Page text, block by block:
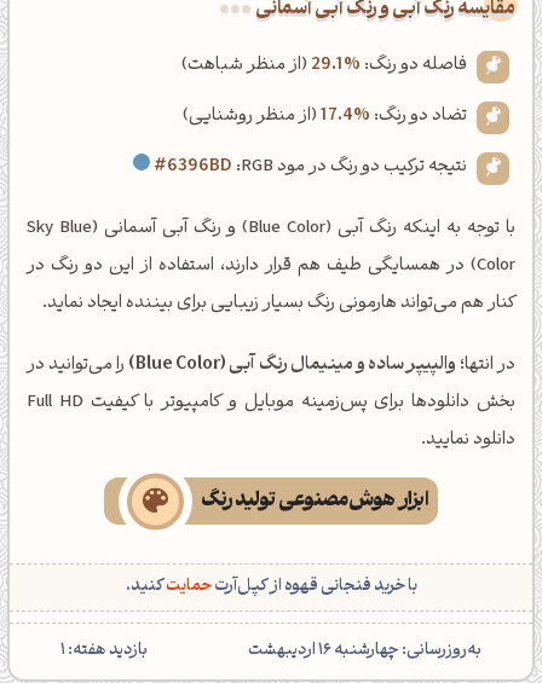
‌مقایسه رنگ آبی و رنگ آبی آسمانی
فاصله دو رنگ: 29.1% (از منظر شباهت)
تضاد دو رنگ: 17.4%(از منظر روشنایی)
نتیجه ترکیب دو رنگ در مود RGB:
#6396BD
با توجه به اینکه رنگ آبی (Blue Color) و رنگ آبی آسمانی (Sky Blue
Color) در همسایگی طیف هم قرار دارند، استفاده از این دو رنگ در
کنار هم می‌تواند هارمونی رنگ بسیار زیبایی برای بیننده ایجاد نماید.
در انتها؛ والپیپر ساده و مینیمال رنگ آبی (Blue Color)
را می‌توانید در
بخش دانلودها برای پس‌زمینه موبایل و کامپیوتر با کیفیت Full HD
دانلود نمایید.
ابزار هوش‌مصنوعی تولید رنگ
با خرید فنجانی قهوه از کپل‌آرتحمایتکنید.
‌به‌روزرسانی: چهارشنبه 16 اردیبهشت بازدید هفته:1